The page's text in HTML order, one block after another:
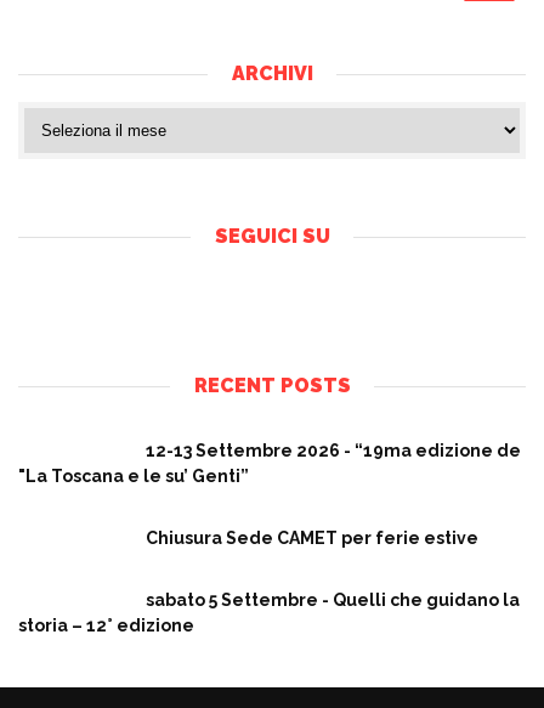
ARCHIVI
SEGUICI SU
RECENT POSTS
12-13 Settembre 2026 - “19ma edizione de
"La Toscana e le su’ Genti”
Chiusura Sede CAMET per ferie estive
sabato 5 Settembre - Quelli che guidano la
storia – 12° edizione